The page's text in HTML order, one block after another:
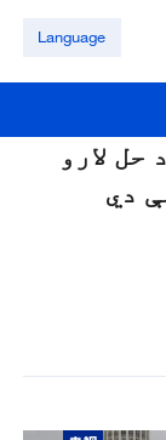
Language
لارو
دي